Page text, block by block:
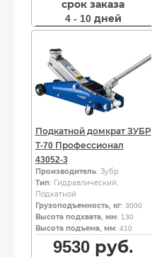
срок заказа
4 - 10 дней
Подкатной домкрат ЗУБР
Т-70 Профессионал
43052-3
Производитель: Зубр
Тип: Гидравлический,
Подкатной
Грузоподъемность, кг: 3000
Высота подхвата, мм: 130
Высота подъема, мм: 410
9530руб.